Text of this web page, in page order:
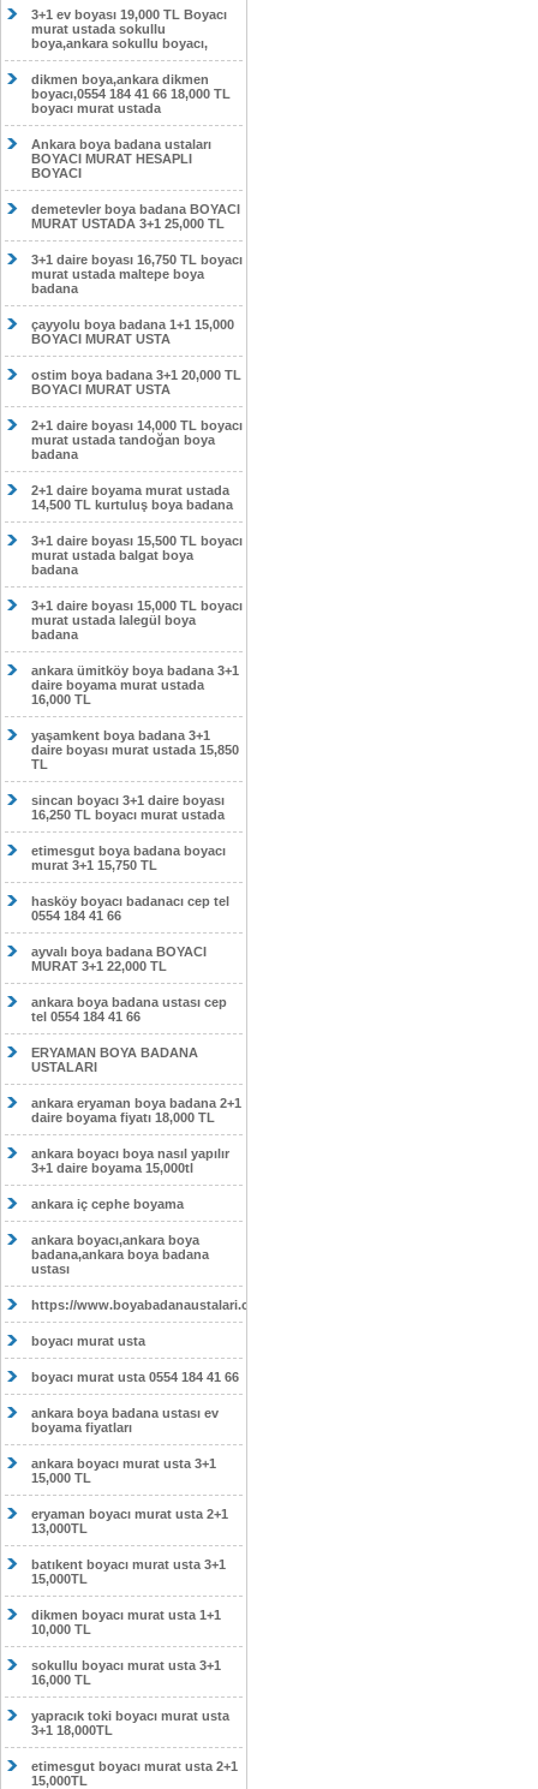
3+1 ev boyası 19,000 TL Boyacı
murat ustada sokullu
boya,ankara sokullu boyacı,
dikmen boya,ankara dikmen
boyacı,0554 184 41 66 18,000 TL
boyacı murat ustada
Ankara boya badana ustaları
BOYACI MURAT HESAPLI
BOYACI
demetevler boya badana BOYACI
MURAT USTADA 3+1 25,000 TL
3+1 daire boyası 16,750 TL boyacı
murat ustada maltepe boya
badana
çayyolu boya badana 1+1 15,000
BOYACI MURAT USTA
ostim boya badana 3+1 20,000 TL
BOYACI MURAT USTA
2+1 daire boyası 14,000 TL boyacı
murat ustada tandoğan boya
badana
2+1 daire boyama murat ustada
14,500 TL kurtuluş boya badana
3+1 daire boyası 15,500 TL boyacı
murat ustada balgat boya
badana
3+1 daire boyası 15,000 TL boyacı
murat ustada lalegül boya
badana
ankara ümitköy boya badana 3+1
daire boyama murat ustada
16,000 TL
yaşamkent boya badana 3+1
daire boyası murat ustada 15,850
TL
sincan boyacı 3+1 daire boyası
16,250 TL boyacı murat ustada
etimesgut boya badana boyacı
murat 3+1 15,750 TL
hasköy boyacı badanacı cep tel
0554 184 41 66
ayvalı boya badana BOYACI
MURAT 3+1 22,000 TL
ankara boya badana ustası cep
tel 0554 184 41 66
ERYAMAN BOYA BADANA
USTALARI
ankara eryaman boya badana 2+1
daire boyama fiyatı 18,000 TL
ankara boyacı boya nasıl yapılır
3+1 daire boyama 15,000tl
ankara iç cephe boyama
ankara boyacı,ankara boya
badana,ankara boya badana
ustası
https://www.boyabadanaustalari.com/
boyacı murat usta
boyacı murat usta 0554 184 41 66
ankara boya badana ustası ev
boyama fiyatları
ankara boyacı murat usta 3+1
15,000 TL
eryaman boyacı murat usta 2+1
13,000TL
batıkent boyacı murat usta 3+1
15,000TL
dikmen boyacı murat usta 1+1
10,000 TL
sokullu boyacı murat usta 3+1
16,000 TL
yapracık toki boyacı murat usta
3+1 18,000TL
etimesgut boyacı murat usta 2+1
15,000TL